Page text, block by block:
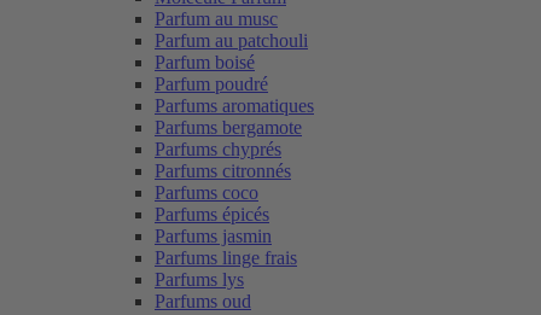
Parfum au musc
Parfum au patchouli
Parfum boisé
Parfum poudré
Parfums aromatiques
Parfums bergamote
Parfums chyprés
Parfums citronnés
Parfums coco
Parfums épicés
Parfums jasmin
Parfums linge frais
Parfums lys
Parfums oud